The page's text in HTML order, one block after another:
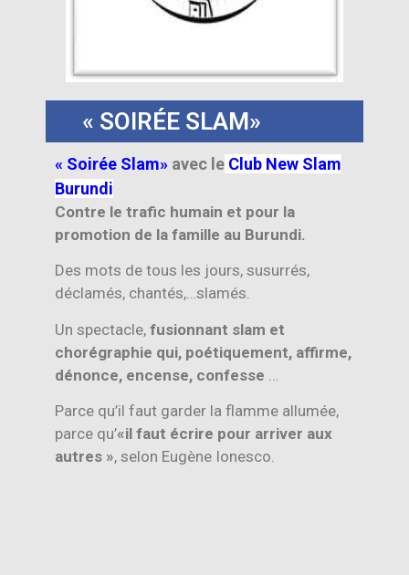
« SOIRÉE SLAM»
« Soirée Slam» avec le Club New Slam
Burundi
Contre le trafic humain et pour la
promotion de la famille au Burundi.
Des mots de tous les jours, susurrés,
déclamés, chantés,…slamés.
Un spectacle, fusionnant slam et
chorégraphie qui, poétiquement, affirme,
dénonce, encense, confesse
Parce qu’il faut garder la flamme allumée,
parce qu’«il faut écrire pour arriver aux
autres », selon Eugène Ionesco.